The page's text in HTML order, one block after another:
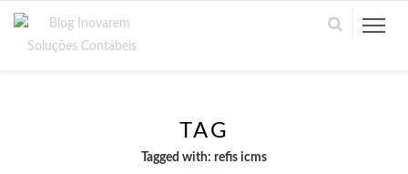
TAG
Tagged with: refis icms